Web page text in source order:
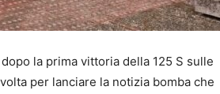
la prima vittoria della 125 S sulle
per lanciare la notizia bomba che